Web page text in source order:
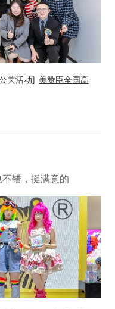
关活动] 美赞臣全国高
错，挺满意的